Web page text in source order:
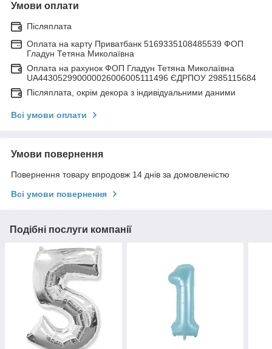
Умови оплати
Післяплата
Оплата на карту Приватбанк 5169335108485539 ФОП
Гладун Тетяна Миколаївна
Оплата на рахунок ФОП Гладун Тетяна Миколаївна
UA443052990000026006005111496 ЄДРПОУ 2985115684
Післяплата, окрім декора з індивідуальними даними
Всі умови оплати
Умови повернення
Повернення товару впродовж 14 днів за домовленістю
Всі умови повернення
Подібні послуги компанії